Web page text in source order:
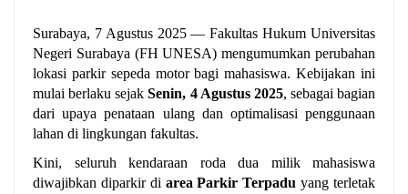
Surabaya, 7 Agustus 2025 — Fakultas Hukum Universitas
Negeri Surabaya (FH UNESA) mengumumkan perubahan
lokasi parkir sepeda motor bagi mahasiswa. Kebijakan ini
mulai berlaku sejak Senin, 4 Agustus 2025, sebagai bagian
dari upaya penataan ulang dan optimalisasi penggunaan
lahan di lingkungan fakultas.
Kini, seluruh kendaraan roda dua milik mahasiswa
diwajibkan diparkir di area Parkir Terpadu yang terletak